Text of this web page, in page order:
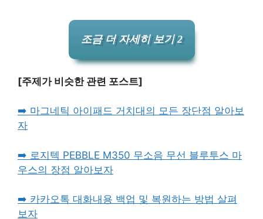
조금 더 자세히 보기 2
[주제가 비슷한 관련 포스트]
➡️ 마그네틱 아이패드 거치대의 모든 장단점 알아보
자
➡️ 로지텍 PEBBLE M350 무소음 무선 블루투스 마
우스의 장점 알아보자
➡️ 카카오톡 대화내용 백업 및 복원하는 방법 살펴
보자